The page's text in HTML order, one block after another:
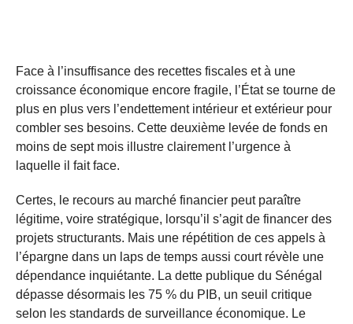
Face à l’insuffisance des recettes fiscales et à une
croissance économique encore fragile, l’État se tourne de
plus en plus vers l’endettement intérieur et extérieur pour
combler ses besoins. Cette deuxième levée de fonds en
moins de sept mois illustre clairement l’urgence à
laquelle il fait face.
Certes, le recours au marché financier peut paraître
légitime, voire stratégique, lorsqu’il s’agit de financer des
projets structurants. Mais une répétition de ces appels à
l’épargne dans un laps de temps aussi court révèle une
dépendance inquiétante. La dette publique du Sénégal
dépasse désormais les 75 % du PIB, un seuil critique
selon les standards de surveillance économique. Le